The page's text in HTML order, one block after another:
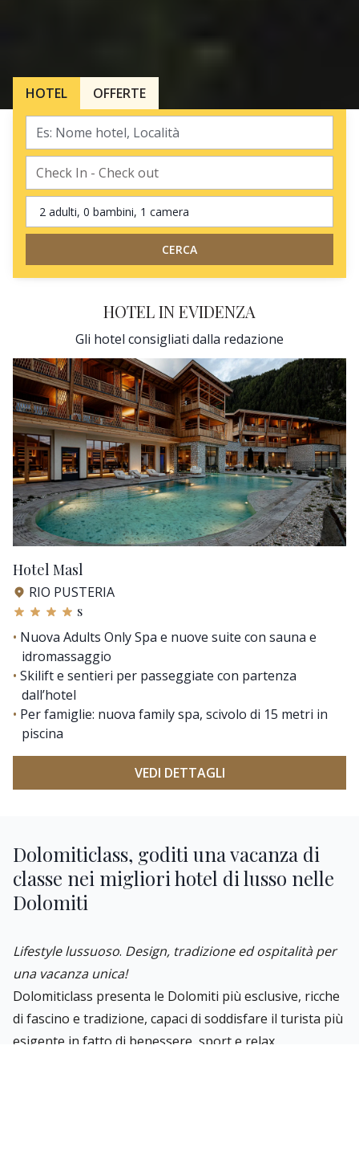
HOTEL OFFERTE
2 adulti, 0 bambini, 1 camera
CERCA
HOTEL IN EVIDENZA
Gli hotel consigliati dalla redazione
Hotel Masl
RIO PUSTERIA
s
Nuova Adults Only Spa e nuove suite con sauna e
idromassaggio
Skilift e sentieri per passeggiate con partenza
dall’hotel
Per famiglie: nuova family spa, scivolo di 15 metri in
piscina
VEDI DETTAGLI
Dolomiticlass, goditi una vacanza di
classe nei migliori hotel di lusso nelle
Dolomiti
Lifestyle lussuoso. Design, tradizione ed ospitalità per
una vacanza unica!
Dolomiticlass presenta le Dolomiti più esclusive, ricche
di fascino e tradizione, capaci di soddisfare il turista più
esigente in fatto di benessere, sport e relax.